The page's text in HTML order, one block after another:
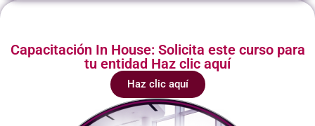
Capacitación In House: Solicita este curso para
tu entidad Haz clic aquí
Haz clic aquí